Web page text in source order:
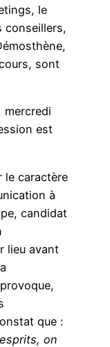
le
conseillers,
sont
mercredi
est
le caractère
à
candidat
lieu avant
que :
on